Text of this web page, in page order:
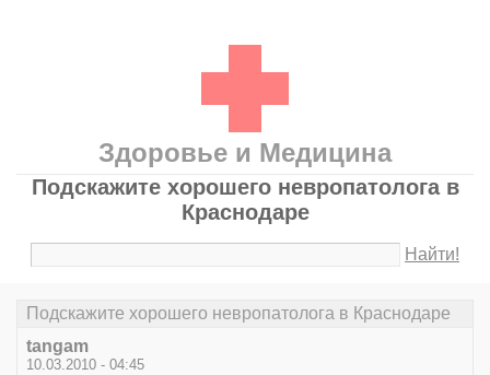
Здоровье и Медицина
Подскажите хорошего невропатолога в
Краснодаре
Найти!
Подскажите хорошего невропатолога в Краснодаре
tangam
10.03.2010 - 04:45